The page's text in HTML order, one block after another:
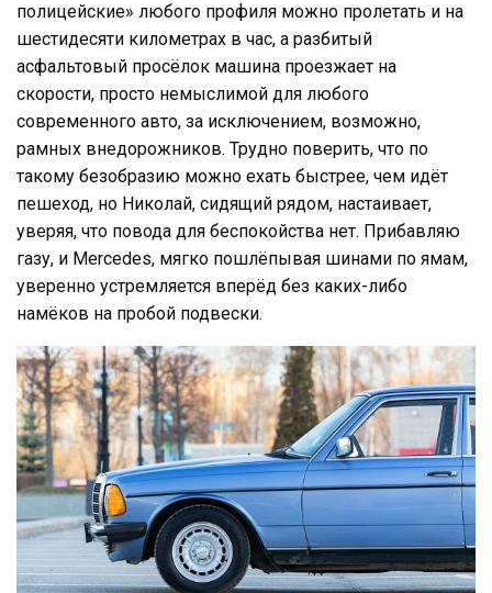
полицейские» любого профиля можно пролетать и на
шестидесяти километрах в час, а разбитый
асфальтовый просёлок машина проезжает на
скорости, просто немыслимой для любого
современного авто, за исключением, возможно,
рамных внедорожников. Трудно поверить, что по
такому безобразию можно ехать быстрее, чем идёт
пешеход, но Николай, сидящий рядом, настаивает,
уверяя, что повода для беспокойства нет. Прибавляю
газу, и Mercedes, мягко пошлёпывая шинами по ямам,
уверенно устремляется вперёд без каких-либо
намёков на пробой подвески.